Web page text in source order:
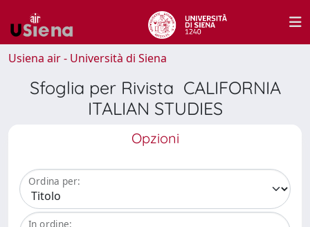
Usiena air - Università di Siena
Sfoglia per Rivista CALIFORNIA
ITALIAN STUDIES
Opzioni
Ordina per:
In ordine: